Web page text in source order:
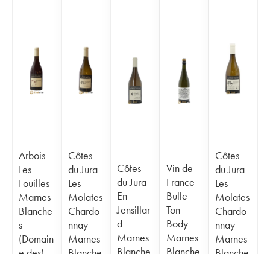
Arbois
Les
Fouilles
Marnes
Blanche
s
(Domain
Côtes
du Jura
Les
Molates
Chardo
nnay
Marnes
Côtes
du Jura
En
Jensillar
d
Marnes
Blanche
Vin de
France
Bulle
Ton
Body
Marnes
Blanche
Côtes
du Jura
Les
Molates
Chardo
nnay
Marnes